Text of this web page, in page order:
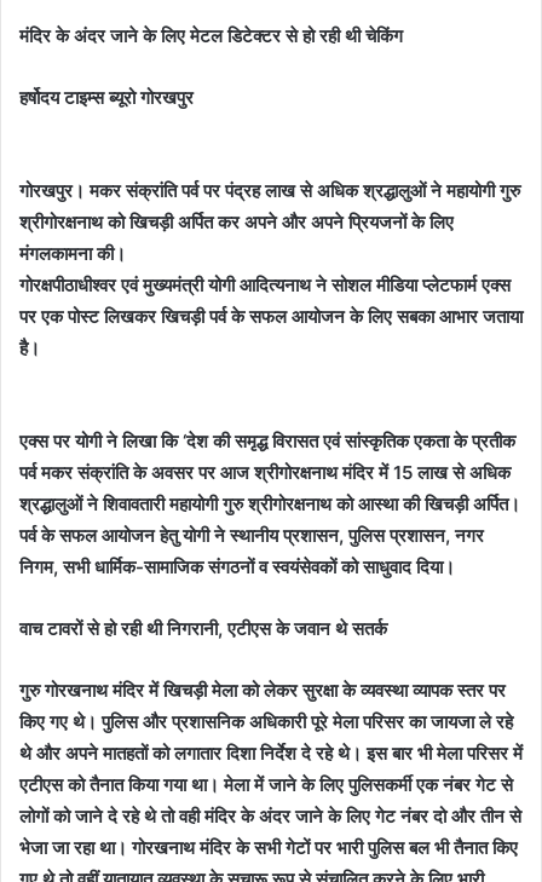
मंदिर के अंदर जाने के लिए मेटल डिटेक्टर से हो रही थी चेकिंग
हर्षोदय टाइम्स ब्यूरो गोरखपुर
गोरखपुर। मकर संक्रांति पर्व पर पंद्रह लाख से अधिक श्रद्धालुओं ने महायोगी गुरु
श्रीगोरक्षनाथ को खिचड़ी अर्पित कर अपने और अपने प्रियजनों के लिए
मंगलकामना की।
गोरक्षपीठाधीश्वर एवं मुख्यमंत्री योगी आदित्यनाथ ने सोशल मीडिया प्लेटफार्म एक्स
पर एक पोस्ट लिखकर खिचड़ी पर्व के सफल आयोजन के लिए सबका आभार जताया
है।
एक्स पर योगी ने लिखा कि ‘देश की समृद्ध विरासत एवं सांस्कृतिक एकता के प्रतीक
पर्व मकर संक्रांति के अवसर पर आज श्रीगोरक्षनाथ मंदिर में 15 लाख से अधिक
श्रद्धालुओं ने शिवावतारी महायोगी गुरु श्रीगोरक्षनाथ को आस्था की खिचड़ी अर्पित।
पर्व के सफल आयोजन हेतु योगी ने स्थानीय प्रशासन, पुलिस प्रशासन, नगर
निगम, सभी धार्मिक-सामाजिक संगठनों व स्वयंसेवकों को साधुवाद दिया।
वाच टावरों से हो रही थी निगरानी, एटीएस के जवान थे सतर्क
गुरु गोरखनाथ मंदिर में खिचड़ी मेला को लेकर सुरक्षा के व्यवस्था व्यापक स्तर पर
किए गए थे। पुलिस और प्रशासनिक अधिकारी पूरे मेला परिसर का जायजा ले रहे
थे और अपने मातहतों को लगातार दिशा निर्देश दे रहे थे। इस बार भी मेला परिसर में
एटीएस को तैनात किया गया था। मेला में जाने के लिए पुलिसकर्मी एक नंबर गेट से
लोगों को जाने दे रहे थे तो वही मंदिर के अंदर जाने के लिए गेट नंबर दो और तीन से
भेजा जा रहा था। गोरखनाथ मंदिर के सभी गेटों पर भारी पुलिस बल भी तैनात किए